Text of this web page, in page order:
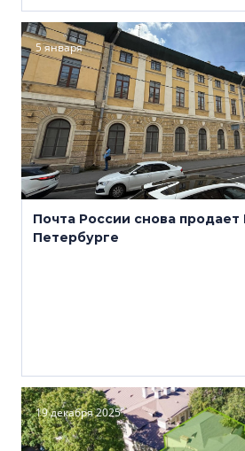
5 января
Почта России снова продает
Петербурге
19 декабря 2025